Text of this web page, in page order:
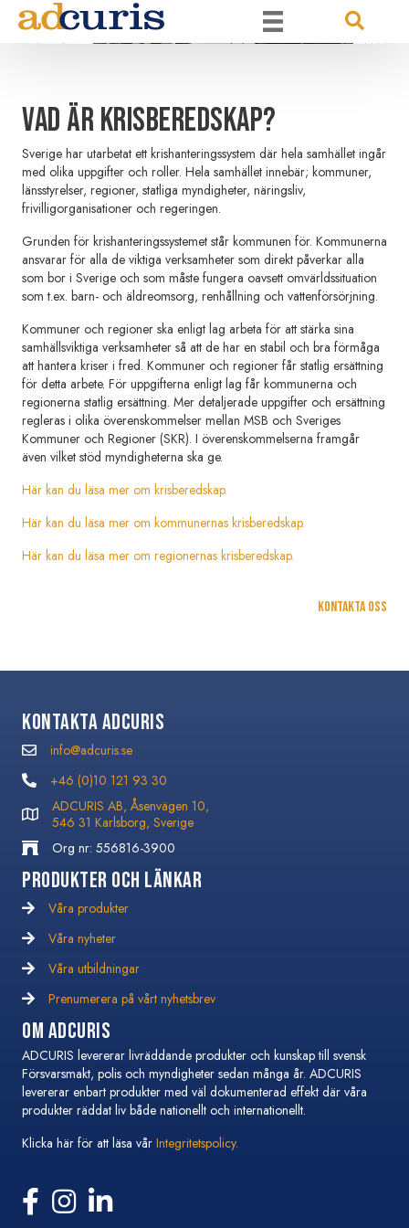
vad är Krisberedskap?
Sverige har utarbetat ett krishanteringssystem där hela samhället ingår
med olika uppgifter och roller. Hela samhället innebär; kommuner,
länsstyrelser, regioner, statliga myndigheter, näringsliv,
frivilligorganisationer och regeringen.
Grunden för krishanteringssystemet står kommunen för. Kommunerna
ansvarar för alla de viktiga verksamheter som direkt påverkar alla
som bor i Sverige och som måste fungera oavsett omvärldssituation
som t.ex. barn- och äldreomsorg, renhållning och vattenförsörjning.
Kommuner och regioner ska enligt lag arbeta för att stärka sina
samhällsviktiga verksamheter så att de har en stabil och bra förmåga
att hantera kriser i fred. Kommuner och regioner får statlig ersättning
för detta arbete. För uppgifterna enligt lag får kommunerna och
regionerna statlig ersättning. Mer detaljerade uppgifter och ersättning
regleras i olika överenskommelser mellan MSB och Sveriges
Kommuner och Regioner (SKR). I överenskommelserna framgår
även vilket stöd myndigheterna ska ge.
Här kan du läsa mer om krisberedskap.
Här kan du läsa mer om kommunernas krisberedskap.
Här kan du läsa mer om regionernas krisberedskap.
Kontakta oss
Kontakta Adcuris
info@adcuris.se
info@adcuris.se
+46 (0)10 121 93 30
+46 (0)10 121 93 30
ADCURIS AB, Åsenvägen 10,
546 31 Karlsborg, Sverige
Org nr: 556816-3900
Produkter och Länkar
Våra produkter
Våra nyheter
Våra nyheter
Våra utbildningar
Våra utbildningar
Prenumerera på vårt nyhetsbrev
Prenumerera på vårt nyhetsbrev
Om Adcuris
ADCURIS levererar livräddande produkter och kunskap till svensk
Försvarsmakt, polis och myndigheter sedan många år. ADCURIS
levererar enbart produkter med väl dokumenterad effekt där våra
produkter räddat liv både nationellt och internationellt.
Klicka här för att läsa vår Integritetspolicy.
Följ oss på Facebook
Följ oss på Instagram
Följ oss på Linkedin